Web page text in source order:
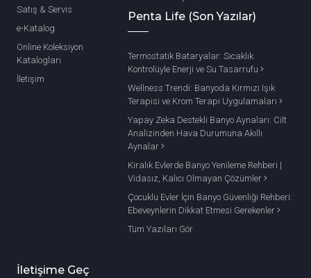
Satış & Servis
e-Katalog
Online Koleksiyon
Katalogları
İletişim
Penta Life (Son Yazılar)
Termostatik Bataryalar: Sıcaklık
Kontrolüyle Enerji ve Su Tasarrufu
Wellness Trendi: Banyoda Kırmızı Işık
Terapisi ve Krom Terapi Uygulamaları
Yapay Zeka Destekli Banyo Aynaları: Cilt
Analizinden Hava Durumuna Akıllı
Aynalar
Kiralık Evlerde Banyo Yenileme Rehberi |
Vidasız, Kalıcı Olmayan Çözümler
Çocuklu Evler İçin Banyo Güvenliği Rehberi:
Ebeveynlerin Dikkat Etmesi Gerekenler
Tüm Yazıları Gör
İletişime Geç